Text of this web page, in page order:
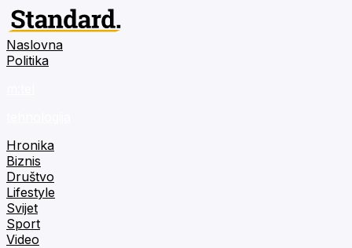
Naslovna
Politika
Hronika
Biznis
Društvo
Lifestyle
Svijet
Sport
Video